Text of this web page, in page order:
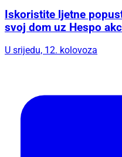
Iskoristite ljetne
svoj dom uz Hespo
U srijedu, 12. kolovoza